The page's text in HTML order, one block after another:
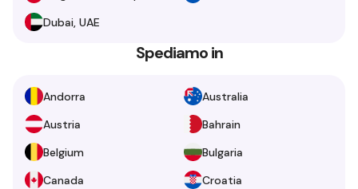
Dubai, UAE
Spediamo in
Andorra
Australia
Austria
Bahrain
Belgium
Bulgaria
Canada
Croatia